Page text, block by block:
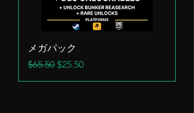
メガパック
通常価格
$65.50 セール価格
$25.50